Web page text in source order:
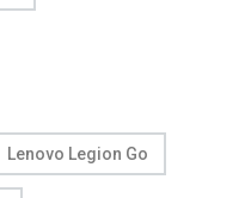
Lenovo Legion Go